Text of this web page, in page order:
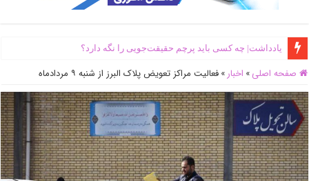
یادداشت| ‌چه کسی باید پرچم حقیقت‌جویی را نگه دارد؟
صفحه اصلی » اخبار » فعالیت مراکز تعویض پلاک البرز از شنبه ۹ مردادماه